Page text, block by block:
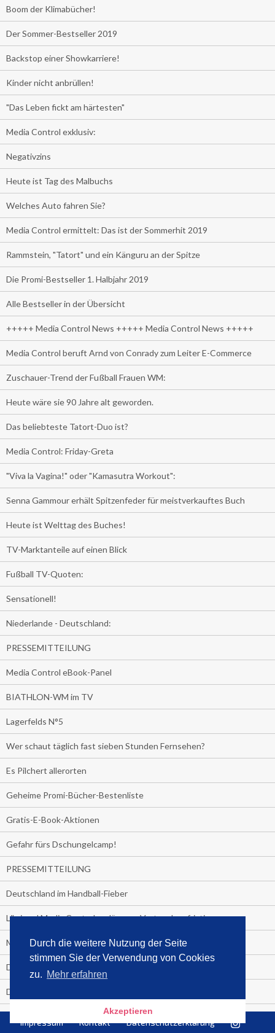
Durch die weitere Nutzung der Seite
stimmen Sie der Verwendung von Cookies
zu. Mehr erfahren
Akzeptieren
Boom der Klimabücher!
Der Sommer-Bestseller 2019
Backstop einer Showkarriere!
Kinder nicht anbrüllen!
"Das Leben fickt am härtesten"
Media Control exklusiv:
Negativzins
Heute ist Tag des Malbuchs
Welches Auto fahren Sie?
Media Control ermittelt: Das ist der Sommerhit 2019
Rammstein, "Tatort" und ein Känguru an der Spitze
Die Promi-Bestseller 1. Halbjahr 2019
Alle Bestseller in der Übersicht
+++++ Media Control News +++++ Media Control News +++++
Media Control beruft Arnd von Conrady zum Leiter E-Commerce
Zuschauer-Trend der Fußball Frauen WM:
Heute wäre sie 90 Jahre alt geworden.
Das beliebteste Tatort-Duo ist?
Media Control: Friday-Greta
"Viva la Vagina!" oder "Kamasutra Workout":
Senna Gammour erhält Spitzenfeder für meistverkauftes Buch
Heute ist Welttag des Buches!
TV-Marktanteile auf einen Blick
Fußball TV-Quoten:
Sensationell!
Niederlande - Deutschland:
PRESSEMITTEILUNG
Media Control eBook-Panel
BIATHLON-WM im TV
Lagerfelds N°5
Wer schaut täglich fast sieben Stunden Fernsehen?
Es Pilchert allerorten
Geheime Promi-Bücher-Bestenliste
Gratis-E-Book-Aktionen
Gefahr fürs Dschungelcamp!
PRESSEMITTEILUNG
Deutschland im Handball-Fieber
Libri und Media Control verlängern Vertrag langfristig
Medienquiz:
Deutschlands Jahrescharts 2018
Die TV-Quotenkönige 2018
KNV und Media Control verlängern vorzeitig Zusammenarbeit
Impressum Kontakt Datenschutzerklärung